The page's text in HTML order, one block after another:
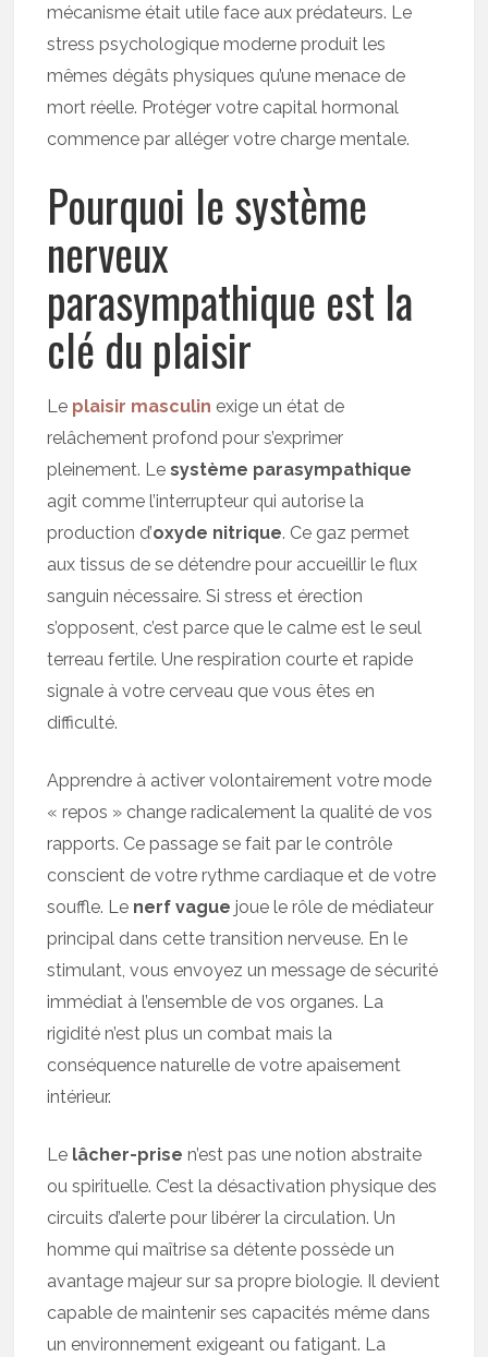
mécanisme était utile face aux prédateurs. Le
stress psychologique moderne produit les
mêmes dégâts physiques qu’une menace de
mort réelle. Protéger votre capital hormonal
commence par alléger votre charge mentale.
Pourquoi le système
nerveux
parasympathique est la
clé du plaisir
Le plaisir masculin exige un état de
relâchement profond pour s’exprimer
pleinement. Lesystème parasympathique
agit comme l’interrupteur qui autorise la
production d’oxyde nitrique. Ce gaz permet
aux tissus de se détendre pour accueillir le flux
sanguin nécessaire. Si stress et érection
s’opposent, c’est parce que le calme est le seul
terreau fertile. Une respiration courte et rapide
signale à votre cerveau que vous êtes en
difficulté.
Apprendre à activer volontairement votre mode
« repos » change radicalement la qualité de vos
rapports. Ce passage se fait par le contrôle
conscient de votre rythme cardiaque et de votre
souffle. Le nerf vague joue le rôle de médiateur
principal dans cette transition nerveuse. En le
stimulant, vous envoyez un message de sécurité
immédiat à l’ensemble de vos organes. La
rigidité n’est plus un combat mais la
conséquence naturelle de votre apaisement
intérieur.
Le lâcher-prise n’est pas une notion abstraite
ou spirituelle. C’est la désactivation physique des
circuits d’alerte pour libérer la circulation. Un
homme qui maîtrise sa détente possède un
avantage majeur sur sa propre biologie. Il devient
capable de maintenir ses capacités même dans
un environnement exigeant ou fatigant. La